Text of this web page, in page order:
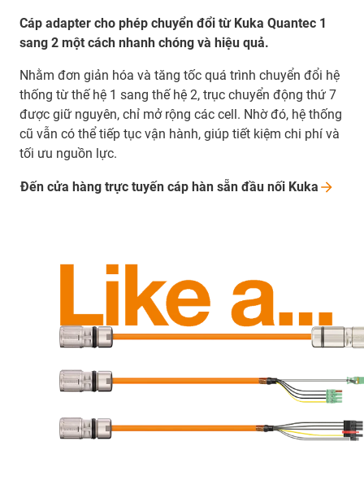
Cáp adapter cho phép chuyển đổi từ Kuka Quantec 1
sang 2 một cách nhanh chóng và hiệu quả.
Nhằm đơn giản hóa và tăng tốc quá trình chuyển đổi hệ
thống từ thế hệ 1 sang thế hệ 2, trục chuyển động thứ 7
được giữ nguyên, chỉ mở rộng các cell. Nhờ đó, hệ thống
cũ vẫn có thể tiếp tục vận hành, giúp tiết kiệm chi phí và
tối ưu nguồn lực.
Đến cửa hàng trực tuyến cáp hàn sẵn đầu nối Kuka